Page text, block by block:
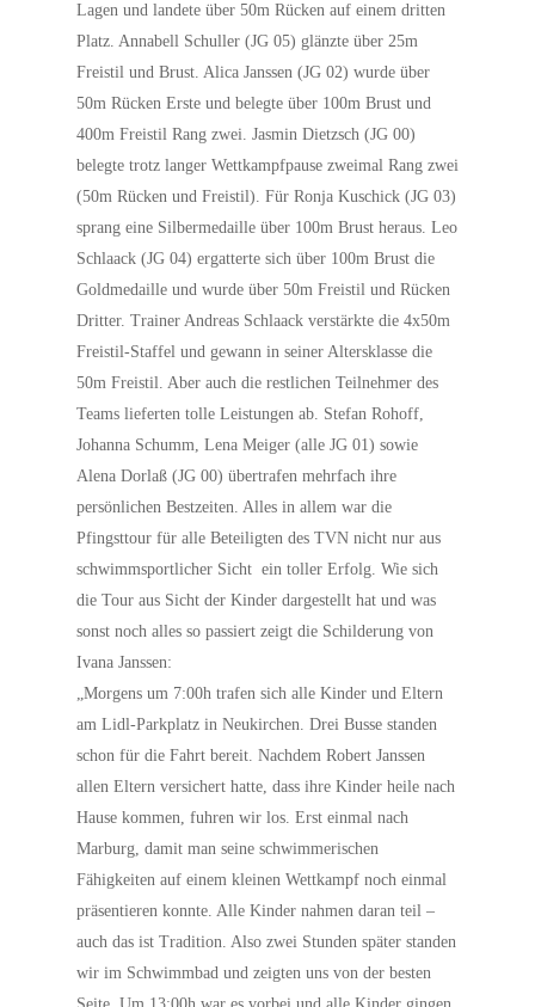
Lagen und landete über 50m Rücken auf einem dritten
Platz. Annabell Schuller (JG 05) glänzte über 25m
Freistil und Brust. Alica Janssen (JG 02) wurde über
50m Rücken Erste und belegte über 100m Brust und
400m Freistil Rang zwei. Jasmin Dietzsch (JG 00)
belegte trotz langer Wettkampfpause zweimal Rang zwei
(50m Rücken und Freistil). Für Ronja Kuschick (JG 03)
sprang eine Silbermedaille über 100m Brust heraus. Leo
Schlaack (JG 04) ergatterte sich über 100m Brust die
Goldmedaille und wurde über 50m Freistil und Rücken
Dritter. Trainer Andreas Schlaack verstärkte die 4x50m
Freistil-Staffel und gewann in seiner Altersklasse die
50m Freistil. Aber auch die restlichen Teilnehmer des
Teams lieferten tolle Leistungen ab. Stefan Rohoff,
Johanna Schumm, Lena Meiger (alle JG 01) sowie
Alena Dorlaß (JG 00) übertrafen mehrfach ihre
persönlichen Bestzeiten. Alles in allem war die
Pfingsttour für alle Beteiligten des TVN nicht nur aus
schwimmsportlicher Sicht ein toller Erfolg. Wie sich
die Tour aus Sicht der Kinder dargestellt hat und was
sonst noch alles so passiert zeigt die Schilderung von
Ivana Janssen:
„Morgens um 7:00h trafen sich alle Kinder und Eltern
am Lidl-Parkplatz in Neukirchen. Drei Busse standen
schon für die Fahrt bereit. Nachdem Robert Janssen
allen Eltern versichert hatte, dass ihre Kinder heile nach
Hause kommen, fuhren wir los. Erst einmal nach
Marburg, damit man seine schwimmerischen
Fähigkeiten auf einem kleinen Wettkampf noch einmal
präsentieren konnte. Alle Kinder nahmen daran teil –
auch das ist Tradition. Also zwei Stunden später standen
wir im Schwimmbad und zeigten uns von der besten